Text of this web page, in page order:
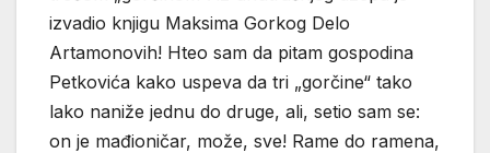
izvadio knjigu Maksima Gorkog Delo
Artamonovih! Hteo sam da pitam gospodina
Petkovića kako uspeva da tri „gorčine“ tako
lako naniže jednu do druge, ali, setio sam se:
on je mađioničar, može, sve! Rame do ramena,